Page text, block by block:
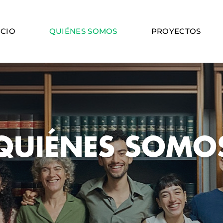
QUIÉNES SOMOS PROYECTOS